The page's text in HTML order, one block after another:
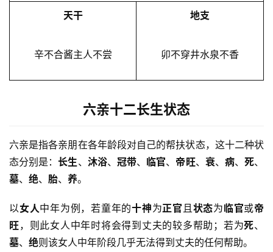
天干
辛不合酱主人不尝
地支
卯不穿井水泉不香
六亲十二长生状态
六亲是指各亲朋在各年龄段对自己的帮扶状态，这十二种状
态分别是：长生、 沐浴、 冠带、 临官、 帝旺、 衰、 病、死、
墓、 绝、 胎、 养。
以女人中年为例，若童年的十神为正官且状态为临官或帝
旺，则此女人中年时将会得到丈夫的较多帮助；若为死、
墓、 绝则该女人中年阶段几乎无法得到丈夫的任何帮助。